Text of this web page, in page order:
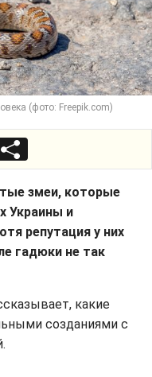
(фото: Freepik.com)
змеи, которые
Украины и
репутация у них
гадюки не так
какие
созданиями с